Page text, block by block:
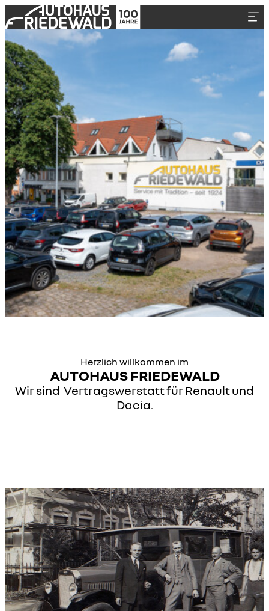
Herzlich willkommen im
AUTOHAUS FRIEDEWALD
Wir sind Vertragswerstatt für Renault und
Dacia.